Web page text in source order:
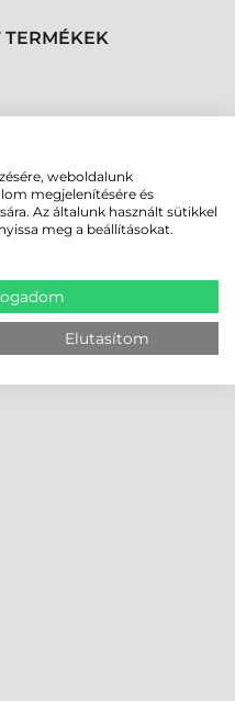
TERMÉKEK
weboldalunk
megjelenítésére és
Az általunk használt sütikkel
meg a beállításokat.
Elutasítom